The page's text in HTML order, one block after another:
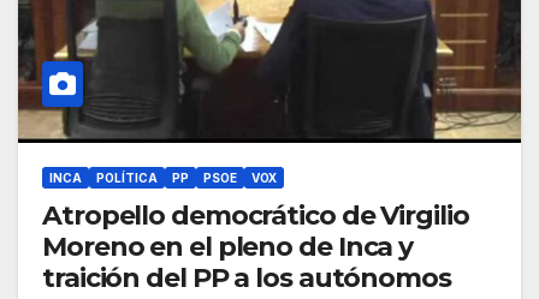
INCA POLÍTICA PP PSOE VOX
Atropello democrático de Virgilio
Moreno en el pleno de Inca y
traición del PP a los autónomos